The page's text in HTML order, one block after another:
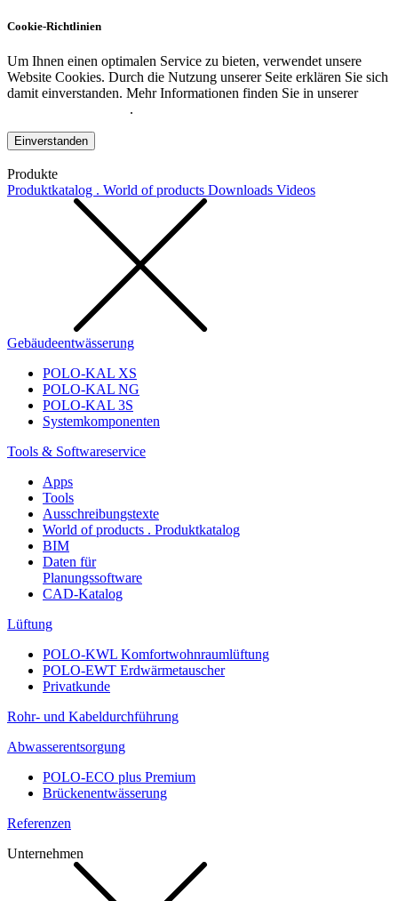
Cookie-Richtlinien
Um Ihnen einen optimalen Service zu bieten, verwendet unsere
Website Cookies. Durch die Nutzung unserer Seite erklären Sie sich
damit einverstanden. Mehr Informationen finden Sie in unserer
.
Einverstanden
Produkte
Produktkatalog . World of products Downloads Videos
Gebäudeentwässerung
POLO-KAL XS
POLO-KAL NG
POLO-KAL 3S
Systemkomponenten
Tools & Softwareservice
Apps
Tools
Ausschreibungstexte
World of products . Produktkatalog
BIM
Daten für
Planungssoftware
CAD-Katalog
Lüftung
POLO-KWL Komfortwohnraumlüftung
POLO-EWT Erdwärmetauscher
Privatkunde
Rohr- und Kabeldurchführung
Abwasserentsorgung
POLO-ECO plus Premium
Brückenentwässerung
Referenzen
Unternehmen